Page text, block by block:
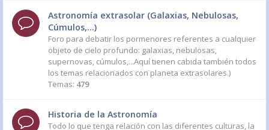
Astronomía extrasolar (Galaxias, Nebulosas,
Cúmulos,...)
Foro para debatir los pormenores referentes a cualquier
objeto de cielo profundo: galaxias, nebulosas,
supernovas, cúmulos,...Aquí tienen cabida también todos
los temas relacionados con planeta extrasolares.)
Temas: 479
Historia de la Astronomía
Todo lo que tenga relación con las diferentes culturas, la